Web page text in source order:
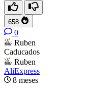
658
0
Ruben
Caducados
Ruben
AliExpress
8 meses